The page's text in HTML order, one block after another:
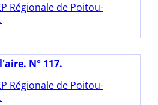
Régionale de Poitou-
N° 117.
Régionale de Poitou-